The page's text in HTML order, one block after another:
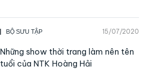
BỘ SƯU TẬP 15/07/2020
Những show thời trang làm nên tên
tuổi của NTK Hoàng Hải